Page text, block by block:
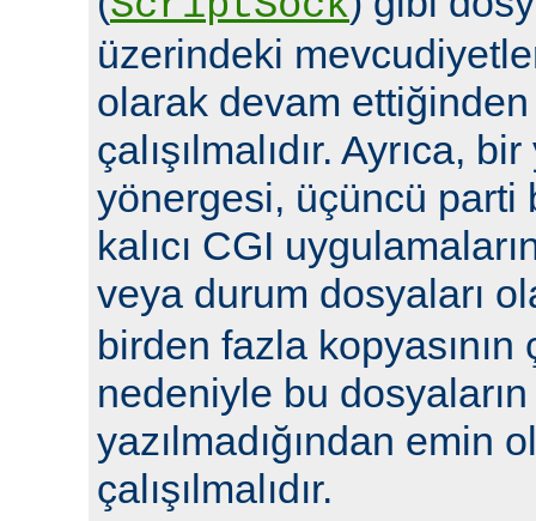
üzerindeki
olarak devam
çalışılmalıdır. Ayrıca,
yönergesi, üçüncü parti
kalıcı CGI
veya durum dosyaları
birden fazla kopyasının
nedeniyle bu
yazılmadığından emin
çalışılmalıdır.